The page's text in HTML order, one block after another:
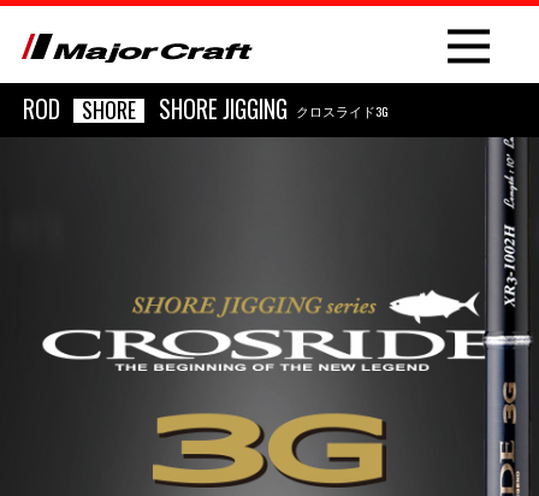
PRODUCT
ROD SHORE SHORE JIGGING クロスライド3G